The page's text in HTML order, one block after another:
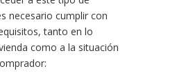
necesario cumplir con
tanto en lo
como a la situación